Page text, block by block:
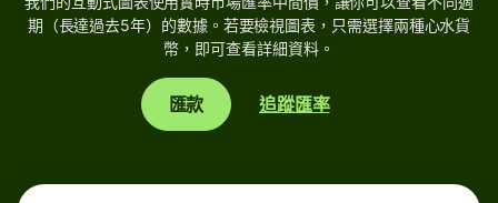
期（長達過去5年）的數據。若要檢視圖表，只需選擇兩種心水貨
幣，即可查看詳細資料。
匯款 追蹤匯率